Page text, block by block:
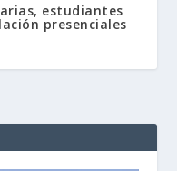
estudiantes
presenciales